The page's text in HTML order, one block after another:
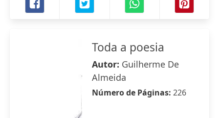
Toda a poesia
Autor: Guilherme De
Almeida
Número de Páginas: 226